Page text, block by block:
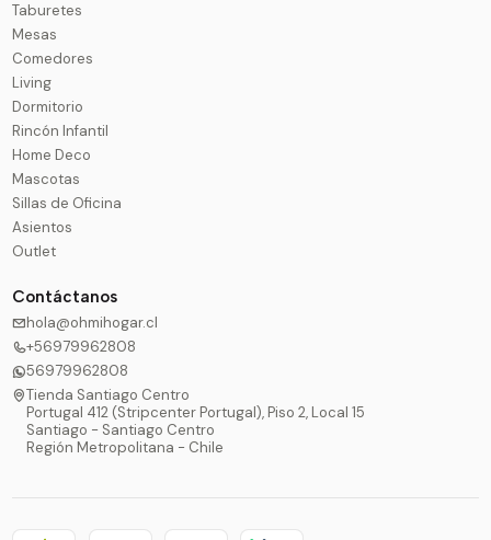
Taburetes
Mesas
Comedores
Living
Dormitorio
Rincón Infantil
Home Deco
Mascotas
Sillas de Oficina
Asientos
Outlet
Contáctanos
hola@ohmihogar.cl
+56979962808
56979962808
Tienda Santiago Centro
Portugal 412 (Stripcenter Portugal), Piso 2, Local 15
Santiago - Santiago Centro
Región Metropolitana - Chile